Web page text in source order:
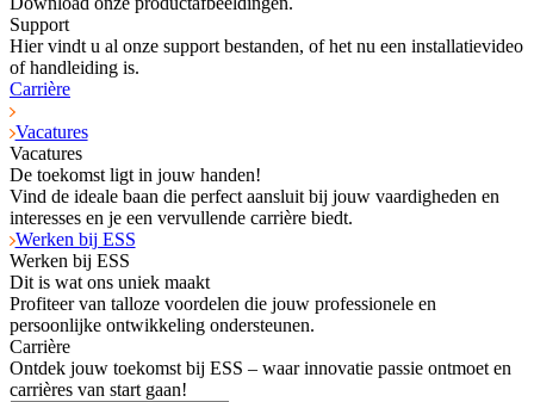
Support
Hier vindt u al onze support bestanden, of het nu een installatievideo
of handleiding is.
Carrière
Vacatures
Vacatures
De toekomst ligt in jouw handen!
Vind de ideale baan die perfect aansluit bij jouw vaardigheden en
interesses en je een vervullende carrière biedt.
Werken bij ESS
Werken bij ESS
Dit is wat ons uniek maakt
Profiteer van talloze voordelen die jouw professionele en
persoonlijke ontwikkeling ondersteunen.
Carrière
Ontdek jouw toekomst bij ESS – waar innovatie passie ontmoet en
carrières van start gaan!